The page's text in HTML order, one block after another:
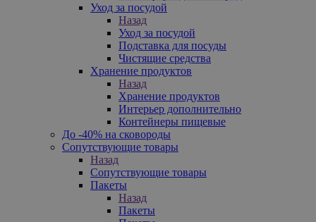
Уход за посудой
Назад
Уход за посудой
Подставка для посуды
Чистящие средства
Хранение продуктов
Назад
Хранение продуктов
Интерьер дополнительно
Контейнеры пищевые
До -40% на сковороды
Сопутствующие товары
Назад
Сопутствующие товары
Пакеты
Назад
Пакеты